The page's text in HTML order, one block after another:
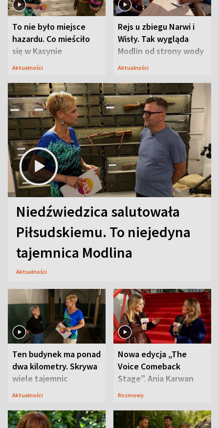
To nie było miejsce
hazardu. Co mieściło
się w Kasynie
Oficerskim?
Aktualności
Rejs u zbiegu Narwi i
Wisły. Tak wygląda
Modlin od strony wody
Aktualności
Niedźwiedzica salutowała
Piłsudskiemu. To niejedyna
tajemnica Modlina
Aktualności
Ten budynek ma ponad
dwa kilometry. Skrywa
wiele tajemnic
Aktualności
Nowa edycja „The
Voice Comeback
Stage”. Ania Karwan
zapowiada
Rozmowy